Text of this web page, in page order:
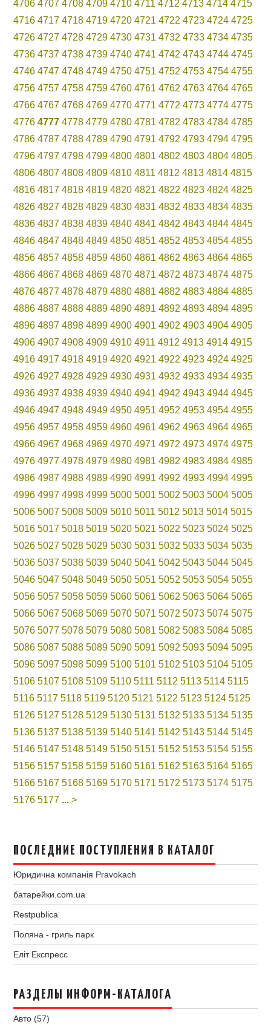
4706 4707 4708 4709 4710 4711 4712 4713 4714 4715
4716 4717 4718 4719 4720 4721 4722 4723 4724 4725
4726 4727 4728 4729 4730 4731 4732 4733 4734 4735
4736 4737 4738 4739 4740 4741 4742 4743 4744 4745
4746 4747 4748 4749 4750 4751 4752 4753 4754 4755
4756 4757 4758 4759 4760 4761 4762 4763 4764 4765
4766 4767 4768 4769 4770 4771 4772 4773 4774 4775
4776 4777 4778 4779 4780 4781 4782 4783 4784 4785
4786 4787 4788 4789 4790 4791 4792 4793 4794 4795
4796 4797 4798 4799 4800 4801 4802 4803 4804 4805
4806 4807 4808 4809 4810 4811 4812 4813 4814 4815
4816 4817 4818 4819 4820 4821 4822 4823 4824 4825
4826 4827 4828 4829 4830 4831 4832 4833 4834 4835
4836 4837 4838 4839 4840 4841 4842 4843 4844 4845
4846 4847 4848 4849 4850 4851 4852 4853 4854 4855
4856 4857 4858 4859 4860 4861 4862 4863 4864 4865
4866 4867 4868 4869 4870 4871 4872 4873 4874 4875
4876 4877 4878 4879 4880 4881 4882 4883 4884 4885
4886 4887 4888 4889 4890 4891 4892 4893 4894 4895
4896 4897 4898 4899 4900 4901 4902 4903 4904 4905
4906 4907 4908 4909 4910 4911 4912 4913 4914 4915
4916 4917 4918 4919 4920 4921 4922 4923 4924 4925
4926 4927 4928 4929 4930 4931 4932 4933 4934 4935
4936 4937 4938 4939 4940 4941 4942 4943 4944 4945
4946 4947 4948 4949 4950 4951 4952 4953 4954 4955
4956 4957 4958 4959 4960 4961 4962 4963 4964 4965
4966 4967 4968 4969 4970 4971 4972 4973 4974 4975
4976 4977 4978 4979 4980 4981 4982 4983 4984 4985
4986 4987 4988 4989 4990 4991 4992 4993 4994 4995
4996 4997 4998 4999 5000 5001 5002 5003 5004 5005
5006 5007 5008 5009 5010 5011 5012 5013 5014 5015
5016 5017 5018 5019 5020 5021 5022 5023 5024 5025
5026 5027 5028 5029 5030 5031 5032 5033 5034 5035
5036 5037 5038 5039 5040 5041 5042 5043 5044 5045
5046 5047 5048 5049 5050 5051 5052 5053 5054 5055
5056 5057 5058 5059 5060 5061 5062 5063 5064 5065
5066 5067 5068 5069 5070 5071 5072 5073 5074 5075
5076 5077 5078 5079 5080 5081 5082 5083 5084 5085
5086 5087 5088 5089 5090 5091 5092 5093 5094 5095
5096 5097 5098 5099 5100 5101 5102 5103 5104 5105
5106 5107 5108 5109 5110 5111 5112 5113 5114 5115
5116 5117 5118 5119 5120 5121 5122 5123 5124 5125
5126 5127 5128 5129 5130 5131 5132 5133 5134 5135
5136 5137 5138 5139 5140 5141 5142 5143 5144 5145
5146 5147 5148 5149 5150 5151 5152 5153 5154 5155
5156 5157 5158 5159 5160 5161 5162 5163 5164 5165
5166 5167 5168 5169 5170 5171 5172 5173 5174 5175
5176 5177 ... >
ПОСЛЕДНИЕ ПОСТУПЛЕНИЯ В КАТАЛОГ
Юридична компанія Pravokach
батарейки.com.ua
Restpublica
Поляна - гриль парк
Еліт Експресс
РАЗДЕЛЫ ИНФОРМ-КАТАЛОГА
Авто (57)